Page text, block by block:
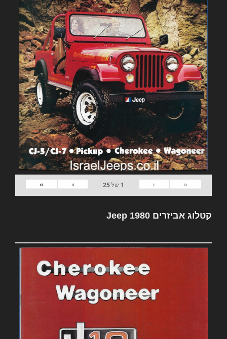
«
‹
1 של25
›
»
קטלוג אביזרים Jeep 1980